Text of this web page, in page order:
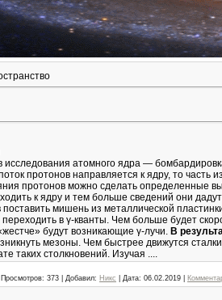
атомного ядра —
протонов направляется к ядру, то
протонов можно сделать определенные
к ядру и тем больше сведений они
мишень из металлической
переходить в γ-кванты. Чем больше будет
будут возникающие γ-лучи. В
мезоны. Чем быстрее движутся
таких столкновений. Изучая ....
Просмотров: 373 Добавил: Никс Дата: 06.02.2019